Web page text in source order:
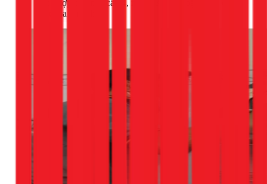
phù hợp cho nhà cấp 4, nhà 2-3 tầng hoặc thậm chí là
các tòa nhà nhỏ.